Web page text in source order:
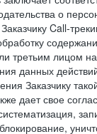
о
Call-
третьим лицом
данных
Заказчику
дает свое